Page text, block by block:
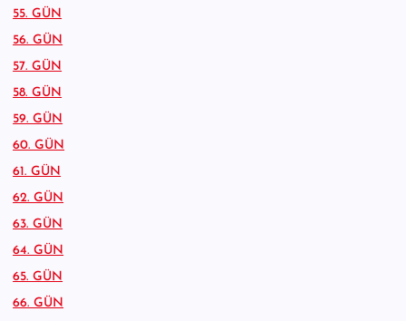
55. GÜN
56. GÜN
57. GÜN
58. GÜN
59. GÜN
60. GÜN
61. GÜN
62. GÜN
63. GÜN
64. GÜN
65. GÜN
66. GÜN